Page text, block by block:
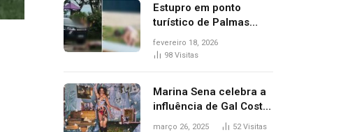
Estupro em ponto
turístico de Palmas
ocorreu em frente à
viatura e base de
fevereiro 18, 2026
98 Visitas
Marina Sena celebra a
influência de Gal Costa
na arte do álbum
março 26, 2025 52Visitas